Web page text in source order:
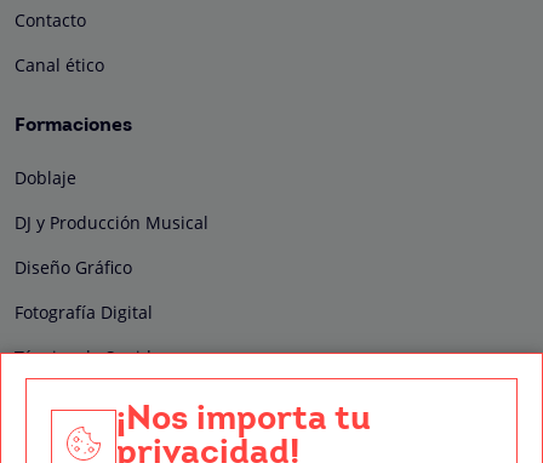
Contacto
Canal ético
Formaciones
Doblaje
DJ y Producción Musical
Diseño Gráfico
Fotografía Digital
Técnico de Sonido
Edición y Postproducción de Vídeo
¡Nos importa tu
privacidad!